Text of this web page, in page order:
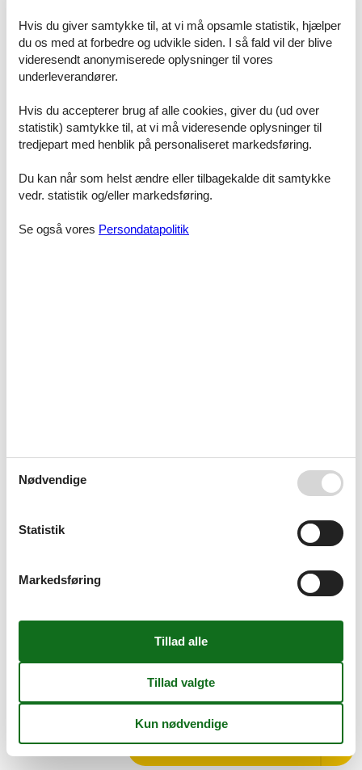
børn må ikke løbe og råbe i stalden.
Den meget smukke gamle bindingsværks lade fra 1864 anvendes i
dag til bryllupper med mere. Vi har borde og bænke under træerne,
hvor man kan nyde sin medbragte picnic, og her er fred og ro, og
velkommen.
Kig også ind på museets værksted, og se hvad der arbejdes på for
tiden, og måske er jeg eller et par frivillige der, og har tid til en snak.
Jeg glæder mig til at byde jer velkommen.
Henrik Nielsen Stifter, ejer og direktør for Danmarks Ferguson
©Danmarks Fergusonmuseum
Vælg mellem 334 sommerhuse
Hvis du giver samtykke til, at vi må opsamle statistik, hjælper
du os med at forbedre og udvikle siden. I så fald vil der blive
videresendt anonymiserede oplysninger til vores
underleverandører.
Hvis du accepterer brug af alle cookies, giver du (ud over
statistik) samtykke til, at vi må videresende oplysninger til
tredjepart med henblik på personaliseret markedsføring.
Du kan når som helst ændre eller tilbagekalde dit samtykke
vedr. statistik og/eller markedsføring.
Se også vores Persondatapolitik
Nødvendige
Statistik
Markedsføring